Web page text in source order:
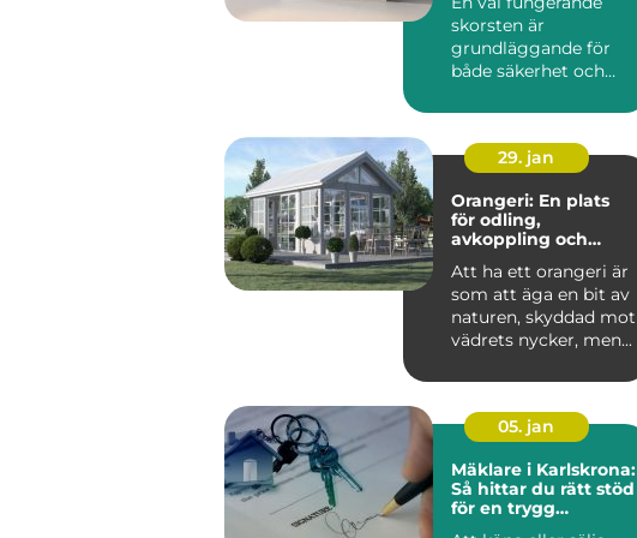
skorsten är
grundläggande för
både säkerhet och
du eldar i ka...
29. jan
Orangeri: En plats
för odling,
avkoppling och
Att ha ett orangeri är
som att äga en bit av
naturen, skyddad mot
vädrets nycker, men...
05. jan
Mäklare i Karlskrona:
Så hittar du rätt stöd
för en trygg